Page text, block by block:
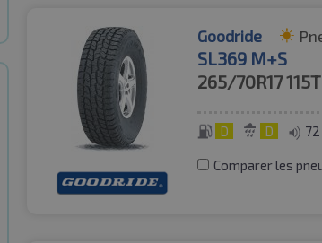
Goodride
SL369 M+S
265/70R17115T
D D
Comparer les